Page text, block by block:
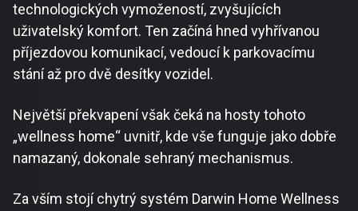
technologických vymožeností, zvyšujících
uživatelský komfort. Ten začíná hned vyhřívanou
příjezdovou komunikací, vedoucí k parkovacímu
stání až pro dvě desítky vozidel.
Největší překvapení však čeká na hosty tohoto
„wellness home“ uvnitř, kde vše funguje jako dobře
namazaný, dokonale sehraný mechanismus.
Za vším stojí chytrý systém Darwin Home Wellness